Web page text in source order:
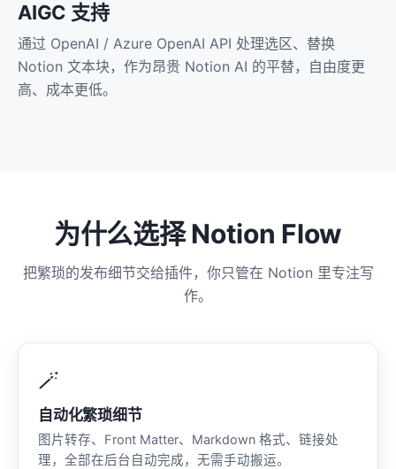
AIGC 支持
通过 OpenAI / Azure OpenAI API 处理选区、替换
Notion 文本块，作为昂贵 Notion AI 的平替，自由度更
高、成本更低。
为什么选择 Notion Flow
把繁琐的发布细节交给插件，你只管在 Notion 里专注写
作。
🪄
自动化繁琐细节
图片转存、Front Matter、Markdown 格式、链接处
理，全部在后台自动完成，无需手动搬运。